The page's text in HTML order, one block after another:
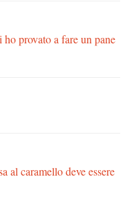
provato a fare un pane
al caramello deve essere